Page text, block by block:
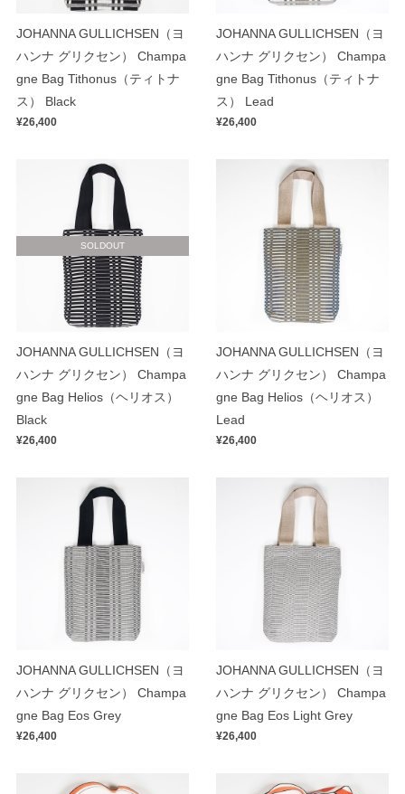
JOHANNA GULLICHSEN（ヨ
ハンナ グリクセン） Champa
gne Bag Tithonus（ティトナ
ス） Black
¥26,400
JOHANNA GULLICHSEN（ヨ
ハンナ グリクセン） Champa
gne Bag Tithonus（ティトナ
ス） Lead
¥26,400
SOLDOUT
JOHANNA GULLICHSEN（ヨ
ハンナ グリクセン） Champa
gne Bag Helios（ヘリオス）
Black
¥26,400
JOHANNA GULLICHSEN（ヨ
ハンナ グリクセン） Champa
gne Bag Helios（ヘリオス）
Lead
¥26,400
JOHANNA GULLICHSEN（ヨ
ハンナ グリクセン） Champa
gne Bag Eos Grey
¥26,400
JOHANNA GULLICHSEN（ヨ
ハンナ グリクセン） Champa
gne Bag Eos Light Grey
¥26,400